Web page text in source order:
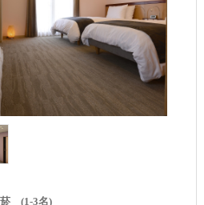
(1-3名)